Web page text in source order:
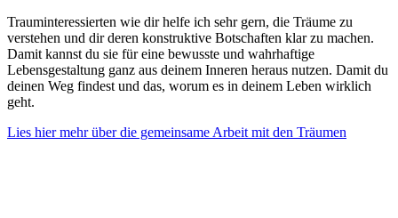
Trauminteressierten wie dir helfe ich sehr gern, die Träume zu
verstehen und dir deren konstruktive Botschaften klar zu machen.
Damit kannst du sie für eine bewusste und wahrhaftige
Lebensgestaltung ganz aus deinem Inneren heraus nutzen. Damit du
deinen Weg findest und das, worum es in deinem Leben wirklich
geht.
Lies hier mehr über die gemeinsame Arbeit mit den Träumen